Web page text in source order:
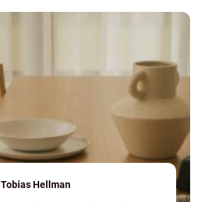
Tobias Hellman